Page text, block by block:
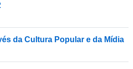
da Cultura Popular e da Mídia